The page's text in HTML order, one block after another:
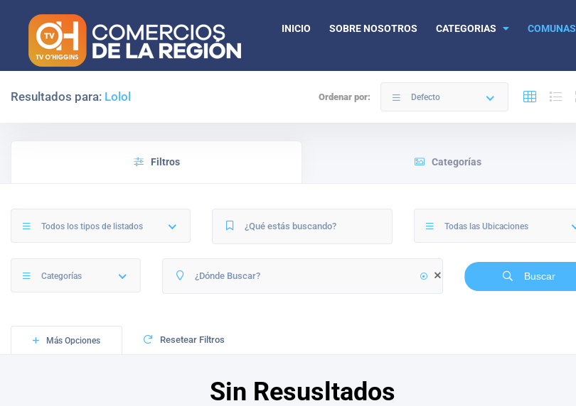
INICIO SOBRE NOSOTROS CATEGORIAS COMUNAS
Resultados para: Lolol Ordenar por: Defecto
Filtros Categorías
Todos los tipos de listados Todas las Ubicaciones
Categorías Buscar
Más Opciones Resetear Filtros
Sin Resusltados